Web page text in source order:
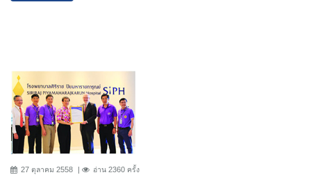
27 ตุลาคม 2558 อ่าน 2360 ครั้ง